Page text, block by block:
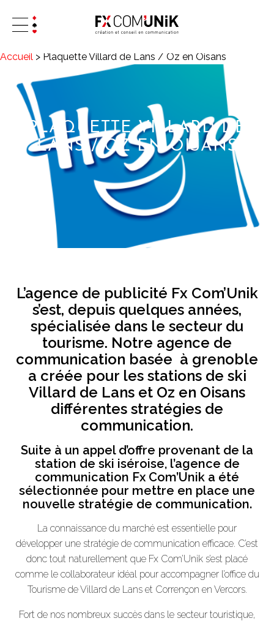
Accueil > Plaquette Villard de Lans / Oz en Oisans
PLAQUETTE VILLARD DE
LANS / OZ EN OISANS
L’agence de publicité Fx Com’Unik
s’est, depuis quelques années,
spécialisée dans le secteur du
tourisme. Notre agence de
communication basée à grenoble
a créée pour les stations de ski
Villard de Lans et Oz en Oisans
différentes stratégies de
communication.
Suite à un appel d’offre provenant de la
station de ski iséroise, l’agence de
communication Fx Com’Unik a été
sélectionnée pour mettre en place une
nouvelle stratégie de communication.
La connaissance du marché est essentielle pour
développer une stratégie de communication efficace. C’est
donc tout naturellement que Fx Com’Unik s’est placé
comme le collaborateur idéal pour accompagner l’office du
Tourisme de Villard de Lans et Corrençon en Vercors.
Fort de nos nombreux succès dans le secteur touristique,